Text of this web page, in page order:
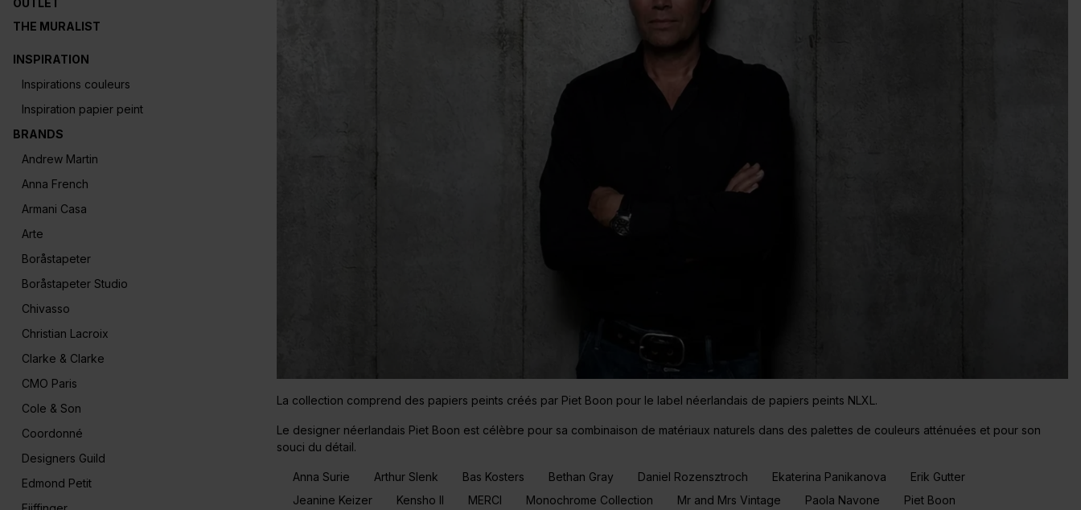
OUTLET
THE MURALIST
INSPIRATION
Inspirations couleurs
Inspiration papier peint
BRANDS
Andrew Martin
Anna French
Armani Casa
Arte
Boråstapeter
Boråstapeter Studio
Chivasso
Christian Lacroix
Clarke & Clarke
CMO Paris
Cole & Son
Coordonné
Designers Guild
Edmond Petit
La collection comprend des papiers peints créés par Piet Boon pour le label néerlandais de papiers peints NLXL.
Le designer néerlandais Piet Boon est célèbre pour sa combinaison de matériaux naturels dans des palettes de couleurs atténuées et pour son
souci du détail.
Anna Surie Arthur Slenk Bas Kosters Bethan Gray Daniel Rozensztroch Ekaterina Panikanova
Erik Gutter
Jeanine Keizer
Kensho II MERCI Monochrome Collection Mr and Mrs Vintage Paola Navone Piet Boon